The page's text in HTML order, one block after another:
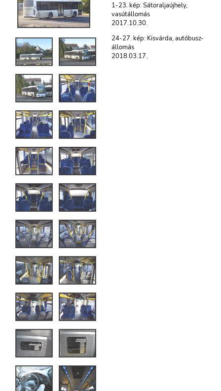
1-23. kép: Sátoraljaújhely,
vasútállomás
2017.10.30.
24-27. kép: Kisvárda, autóbusz-
állomás
2018.03.17.